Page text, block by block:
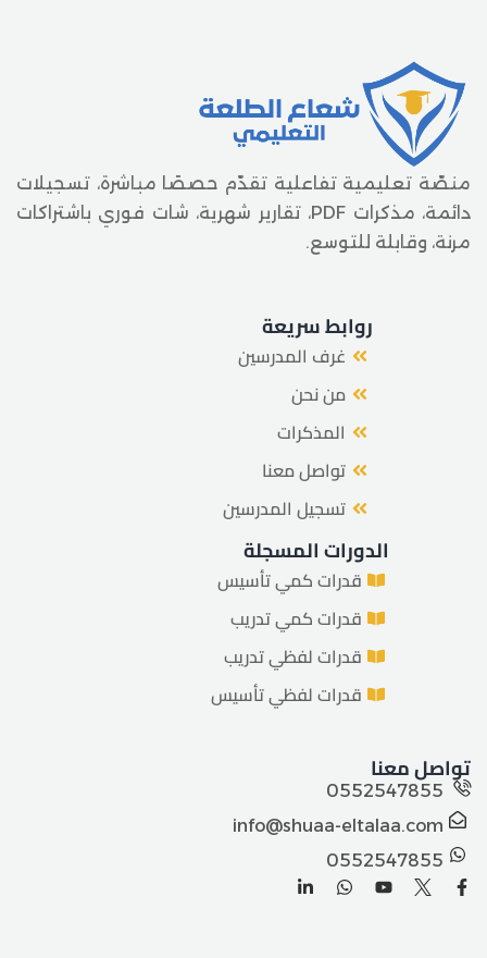
منصّة تعليمية تفاعلية تقدّم حصصًا مباشرة، تسجيلات
دائمة، مذكرات PDF، تقارير شهرية، شات فوري باشتراكات
مرنة، وقابلة للتوسع.
روابط سريعة
غرف المدرسين
من نحن
المذكرات
تواصل معنا
تسجيل المدرسين
الدورات المسجلة
قدرات كمي تأسيس
قدرات كمي تدريب
قدرات لفظي تدريب
قدرات لفظي تأسيس
تواصل معنا
0552547855
info@shuaa-eltalaa.com
0552547855